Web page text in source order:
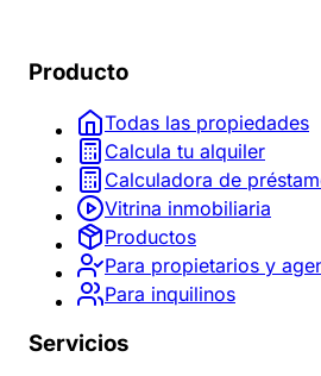
Producto
Todas las propiedades
Calcula tu alquiler
Calculadora de
Vitrina inmobiliaria
Productos
Para propietarios y
Para inquilinos
Servicios